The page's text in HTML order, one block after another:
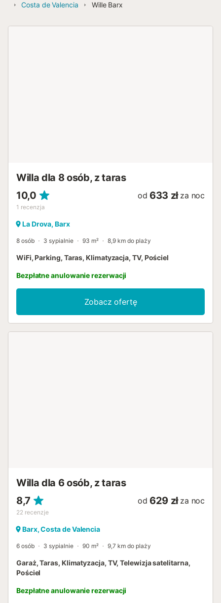
Costa de Valencia
Wille Barx
Willa dla 8 osób, z taras
10,0
1 recenzja
od 633 zł za noc
La Drova, Barx
8 osób 3 sypialnie 93 m² 8,9 km do plaży
WiFi, Parking, Taras, Klimatyzacja, TV, Pościel
Bezpłatne anulowanie rezerwacji
Zobacz ofertę
Willa dla 6 osób, z taras
8,7
22 recenzje
od 629 zł za noc
Barx, Costa de Valencia
6 osób 3 sypialnie 90 m² 9,7 km do plaży
Garaż, Taras, Klimatyzacja, TV, Telewizja satelitarna,
Pościel
Bezpłatne anulowanie rezerwacji